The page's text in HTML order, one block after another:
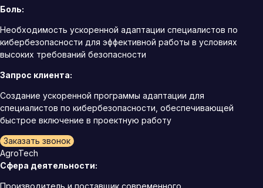
Боль:
Необходимость ускоренной адаптации специалистов по
кибербезопасности для эффективной работы в условиях
высоких требований безопасности
Запрос клиента:
Создание ускоренной программы адаптации для
специалистов по кибербезопасности, обеспечивающей
быстрое включение в проектную работу
Заказать звонок
AgroTech
Сфера деятельности:
Производитель и поставщик современного